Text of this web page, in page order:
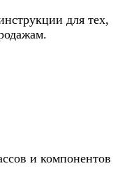
для тех,
и компонентов